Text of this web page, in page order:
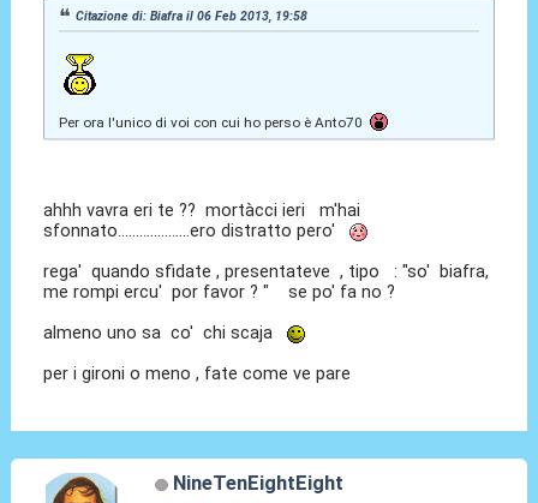
Citazione di: Biafra il 06 Feb 2013, 19:58
Per ora l'unico di voi con cui ho perso è Anto70
ahhh vavra eri te ?? mortàcci ieri m'hai
sfonnato....................ero distratto pero'
rega' quando sfidate , presentateve , tipo : "so' biafra,
me rompi ercu' por favor ? " se po' fa no ?
almeno uno sa co' chi scaja
per i gironi o meno , fate come ve pare
NineTenEightEight